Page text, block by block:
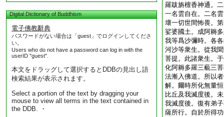
Digital Dictionary of Buddhism
電子佛教辭典
パスワードがない場合は「guest」でログインしてくださ
い。
Users who do not have a password can log in with the
userID "guest".
本文をドラッグして選択するとDDBの見出し語
検索結果が表示されます。
Select a portion of the text by dragging your
mouse to view all terms in the text contained in
the DDB. ・
羅跋旃檀香神通。
一名雲自在。二名
壞一切世間怖畏。
娑婆國土。成阿耨
我等爲沙彌時。各
河沙等衆生。從我
菩提。此諸衆生。
化阿耨多羅三藐三
法漸入佛道。所以
解。爾時所化無量
比丘及我滅度後。
我滅度後。復有弟
薩所行。自於所得